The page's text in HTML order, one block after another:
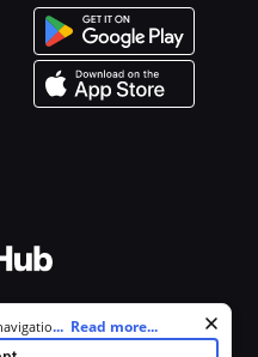
reservados.and personalize
to our use of cookies as
... Read more...